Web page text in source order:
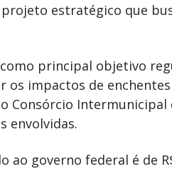
estratégico que
principal objetivo
os impactos de
Consórcio Intermunicipal
envolvidas.
ao governo federal é de